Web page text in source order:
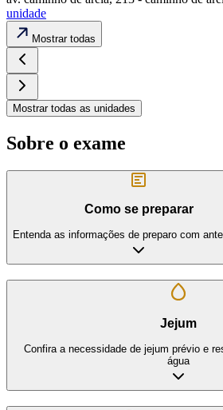
unidade
Mostrar todas
Mostrar todas as unidades
Sobre o exame
Como se preparar
Entenda as informações de preparo com
Jejum
Confira a necessidade de jejum prévio e
água